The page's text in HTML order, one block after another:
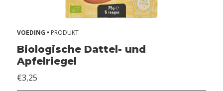
VOEDING • PRODUKT
Biologische Dattel- und
Apfelriegel
€3,25